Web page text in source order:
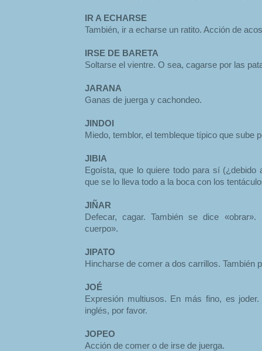
IR A ECHARSE
También, ir a echarse un ratito. Acción de
IRSE DE BARETA
Soltarse el vientre. O sea, cagarse por las
JARANA
Ganas de juerga y cachondeo.
JINDOI
Miedo, temblor, el tembleque típico que sube
JIBIA
Egoísta, que lo quiere todo para sí (¿debido
que se lo lleva todo a la boca con los
JIÑAR
Defecar, cagar. También se dice
cuerpo».
JIPATO
Hincharse de comer a dos carrillos. También
JOÉ
Expresión multiusos. En más fino, es
inglés, por favor.
JOPEO
Acción de comer o de irse de juerga.